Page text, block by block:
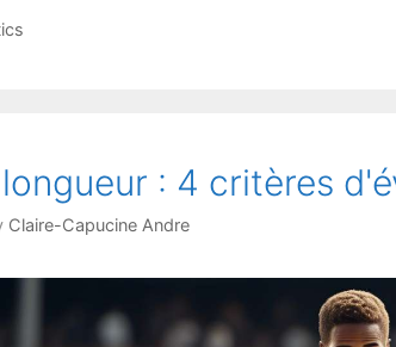
: 4 critères
Claire-Capucine Andre